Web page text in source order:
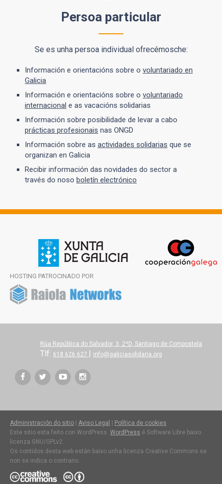
Persoa particular
Se es unha persoa individual ofrecémosche:
Información e orientacións sobre o voluntariado en
Galicia
Información e orientacións sobre o voluntariado
internacional e as vacacións solidarias
Información sobre posibilidade de levar a cabo
prácticas profesionais nas ONGD
Información sobre as actividades solidarias que se
organizan en Galicia
Recibir información das novidades do sector a
través do noso boletín electrónico
HOSTING PATROCINADO POR
Rúa República do Salvador, 3, 2ºD, Santiago de Compostela
Tlf: 618 626 627 | info@galiciasolidaria.org
Administración do sitio | Aviso Legal | Política de cookies
Este sitio esta feito con WordPress. WordPress é Software Libre baixo
licenza GNU/GPLv2.
Os contidos desta web están baixo unha licenza Creative Commons se
non se indica o contrario.